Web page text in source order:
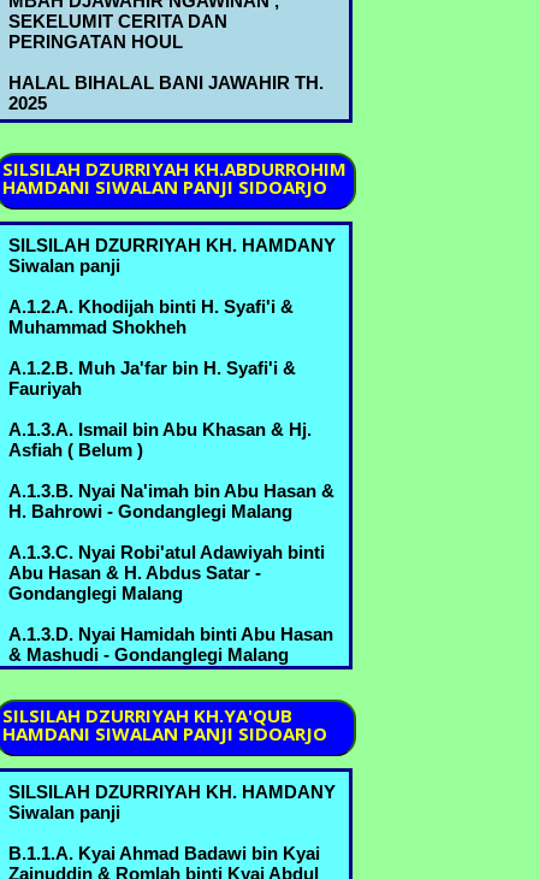
A.6.2.C. Kyai Ridwan bin Kyai
Abdurrahman & Nyai Shofiah binti
A.6.2.D. Nyai Asiyah bin Kyai
Abdurrahman & H. Abdulloh Ja'far bin
A.6.3.B. Kyai Machmud bin Ahmad
Marzuki & Nyai Sa'udah binti
Muchammad B.3.6.A. - Bureng
A.6.3.D. Kyai Sholeh bin Ahmad
Bureng
& Hj. Umi Habibah binti Sahlan
B.3.5.D.3. - Margorejo
A.6.3.F. Nyai Syifa' bin Ahmad Marzuki
& Kyai Idris Zainuddin - Bureng
A.6.3.G. Nyai Batul bin Ahmad Marzuki
& Ikhsan,Kyai Thoha - Bureng
B.3.5.B. Kyai Abdul Manan bin Mustofa
& Nyai Romlah bin Kyai Abdurrahman
A.6.2.A. - Bureng
B.3.5.C. Muchammad Nur bin Mustofa
& Umi Kulsum bin Thoyyib B.6.1.B.
B.3.5.D. Nyai Mas Khodijah binti
Mustofa & Kyai Sahlan bin Kyai Amin -
Margorejo
B.3.5.E. Idris Mustofa bin Mustofa &
Sufiani, hula - Bureng
B.3.6.A. Nyai Sa'udah binti
Muchammad & Kyai Machmud bin
SEKELUMIT CERITA DAN
PERINGATAN HOUL
HALAL BIHALAL BANI JAWAHIR TH.
2025
SILSILAH DZURRIYAH KH.ABDURROHIM
HAMDANI SIWALAN PANJI SIDOARJO
SILSILAH DZURRIYAH KH. HAMDANY
Siwalan panji
A.1.2.A. Khodijah binti H. Syafi'i &
Muhammad Shokheh
A.1.2.B. Muh Ja'far bin H. Syafi'i &
Fauriyah
A.1.3.A. Ismail bin Abu Khasan & Hj.
Asfiah ( Belum )
A.1.3.B. Nyai Na'imah bin Abu Hasan &
H. Bahrowi - Gondanglegi Malang
A.1.3.C. Nyai Robi'atul Adawiyah binti
Abu Hasan & H. Abdus Satar -
Gondanglegi Malang
A.1.3.D. Nyai Hamidah binti Abu Hasan
& Mashudi - Gondanglegi Malang
A.2.1.A. Nyai Marhamah binti Muniroh
A.2.1.B. Nyai Rohmah binti Muniroh &
..........
A.2.1.C. Nyai Jamilah binti Muniroh &
Sarimo , Abd Mu'in
A.3.1.A. H. Mansyur bin ........ ( Belum )
SILSILAH DZURRIYAH KH.YA'QUB
HAMDANI SIWALAN PANJI SIDOARJO
SILSILAH DZURRIYAH KH. HAMDANY
Siwalan panji
B.1.1.A. Kyai Ahmad Badawi bin Kyai
Zainuddin & Romlah binti Kyai Abdul